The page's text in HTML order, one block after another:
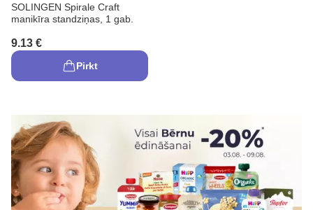
SOLINGEN Spirale Craft
manikīra standziņas, 1 gab.
9.13 €
Pirkt